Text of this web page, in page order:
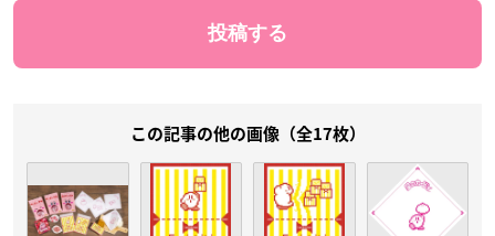
この記事の他の画像（全17枚）